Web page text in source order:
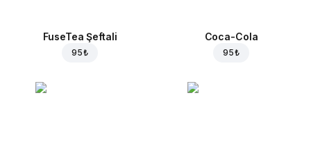
FuseTea Şeftali
95 ₺
Coca-Cola
95 ₺